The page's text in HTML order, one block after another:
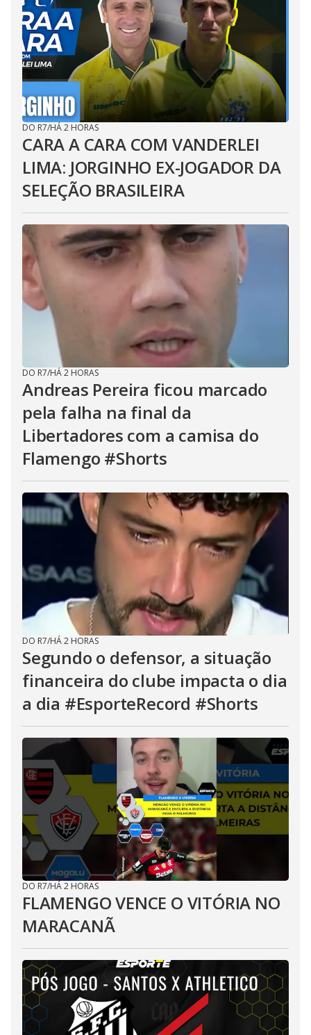
DO R7/HÁ 2 HORAS
CARA A CARA COM VANDERLEI
LIMA: JORGINHO EX-JOGADOR DA
SELEÇÃO BRASILEIRA
DO R7/HÁ 2 HORAS
Andreas Pereira ficou marcado
pela falha na final da
Libertadores com a camisa do
Flamengo #Shorts
DO R7/HÁ 2 HORAS
Segundo o defensor, a situação
financeira do clube impacta o dia
a dia #EsporteRecord #Shorts
DO R7/HÁ 2 HORAS
FLAMENGO VENCE O VITÓRIA NO
MARACANÃ